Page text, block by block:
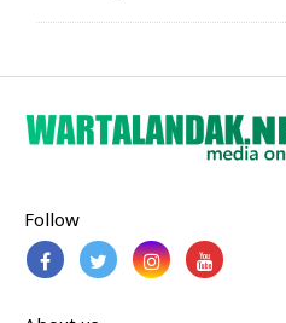
Follow